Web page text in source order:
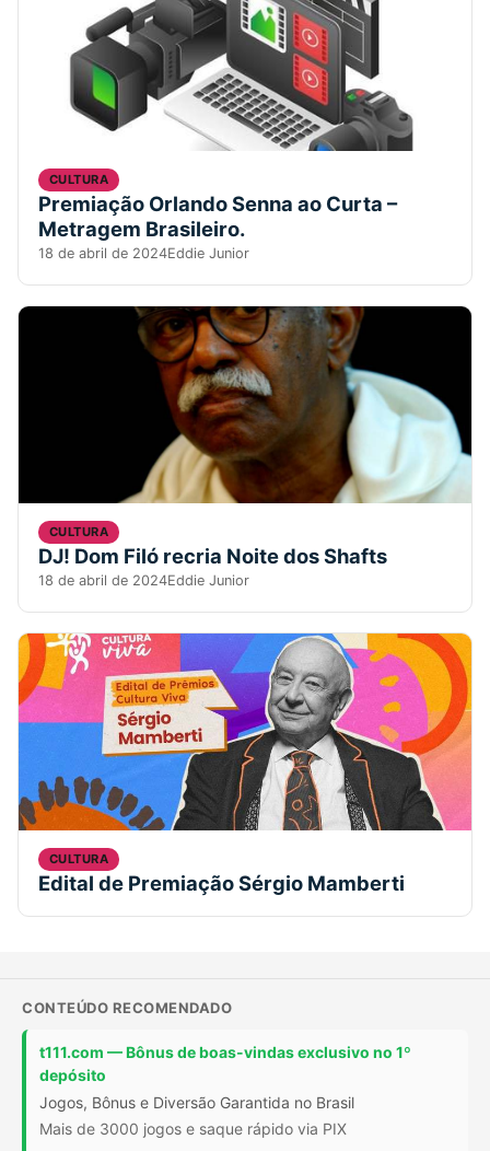
CULTURA
Premiação Orlando Senna ao Curta –
Metragem Brasileiro.
18 de abril de 2024Eddie Junior
CULTURA
DJ! Dom Filó recria Noite dos Shafts
18 de abril de 2024Eddie Junior
CULTURA
Edital de Premiação Sérgio Mamberti
CONTEÚDO RECOMENDADO
t111.com — Bônus de boas-vindas exclusivo no 1º
depósito
Jogos, Bônus e Diversão Garantida no Brasil
Mais de 3000 jogos e saque rápido via PIX